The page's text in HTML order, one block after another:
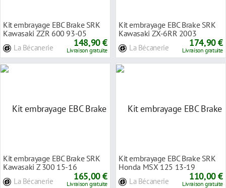
Kit embrayage EBC Brake SRK
Kawasaki ZZR 600 93-05
La Bécanerie 148,90 €
Livraison gratuite
Kit embrayage EBC Brake SRK
Kawasaki ZX-6RR 2003
La Bécanerie 174,90 €
Livraison gratuite
Kit embrayage EBC Brake SRK
Kawasaki Z 300 15-16
La Bécanerie 165,00 €
Livraison gratuite
Kit embrayage EBC Brake SRK
Honda MSX 125 13-19
La Bécanerie 110,00 €
Livraison gratuite